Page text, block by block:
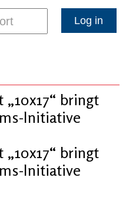
bringt
Initiative
bringt
Initiative